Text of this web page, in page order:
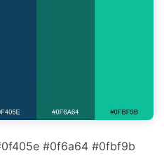
#0f6a64 #0fbf9b